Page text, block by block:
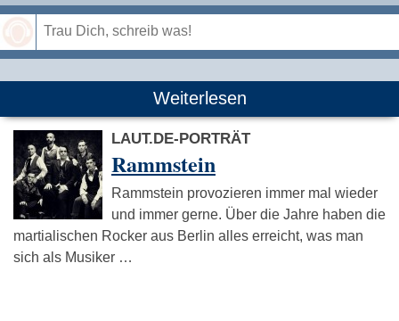
Weiterlesen
LAUT.DE-PORTRÄT
Rammstein
Rammstein provozieren immer mal wieder
und immer gerne. Über die Jahre haben die
martialischen Rocker aus Berlin alles erreicht, was man
sich als Musiker …